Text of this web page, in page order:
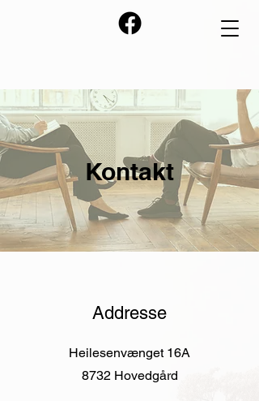
Kontakt
Addresse
Heilesenvænget 16A
8732 Hovedgård